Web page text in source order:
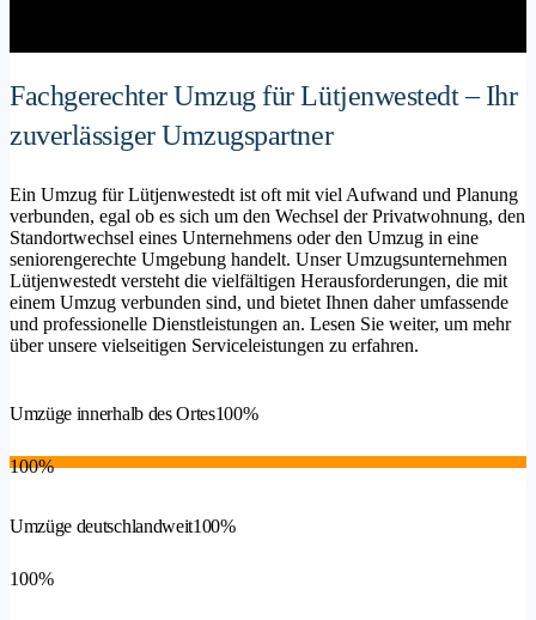
Fachgerechter Umzug für Lütjenwestedt – Ihr
zuverlässiger Umzugspartner
Ein Umzug für Lütjenwestedt ist oft mit viel Aufwand und Planung
verbunden, egal ob es sich um den Wechsel der Privatwohnung, den
Standortwechsel eines Unternehmens oder den Umzug in eine
seniorengerechte Umgebung handelt. Unser Umzugsunternehmen
Lütjenwestedt versteht die vielfältigen Herausforderungen, die mit
einem Umzug verbunden sind, und bietet Ihnen daher umfassende
und professionelle Dienstleistungen an. Lesen Sie weiter, um mehr
über unsere vielseitigen Serviceleistungen zu erfahren.
Umzüge innerhalb des Ortes100%
100%
Umzüge deutschlandweit100%
100%